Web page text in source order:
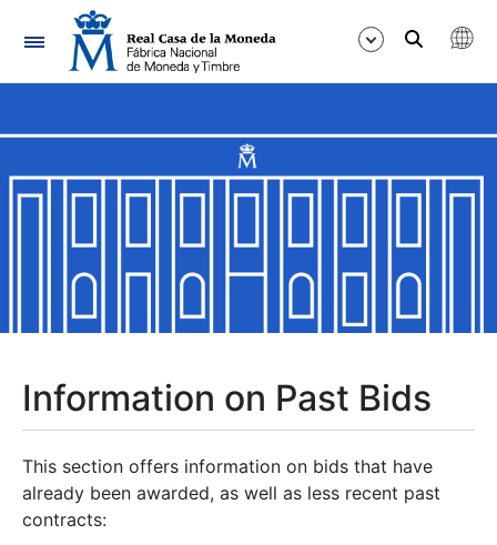
Navigation
Show/Hide
Show/Hide
Show/Hide
Information on Past Bids
This section offers information on bids that have
already been awarded, as well as less recent past
contracts: